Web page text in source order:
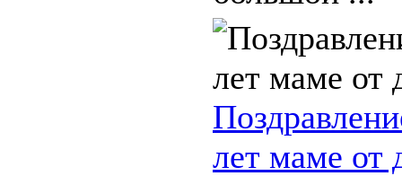
лет маме от